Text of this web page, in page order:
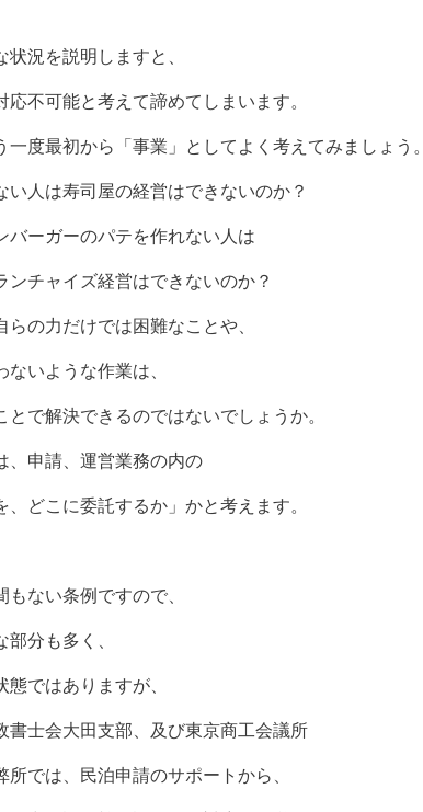
況を説明しますと、
応不可能と考えて諦めてしまいます。
一度最初から「事業」としてよく考えてみましょう。
い人は寿司屋の経営はできないのか？
バーガーのパテを作れない人は
ンチャイズ経営はできないのか？
の力だけでは困難なことや、
ないような作業は、
とで解決できるのではないでしょうか。
申請、運営業務の内の
、どこに委託するか」かと考えます。
もない条例ですので、
部分も多く、
態ではありますが、
士会大田支部、及び東京商工会議所
所では、民泊申請のサポートから、